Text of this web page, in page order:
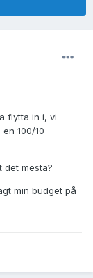
flytta in i, vi
100/10-
det mesta?
min budget på